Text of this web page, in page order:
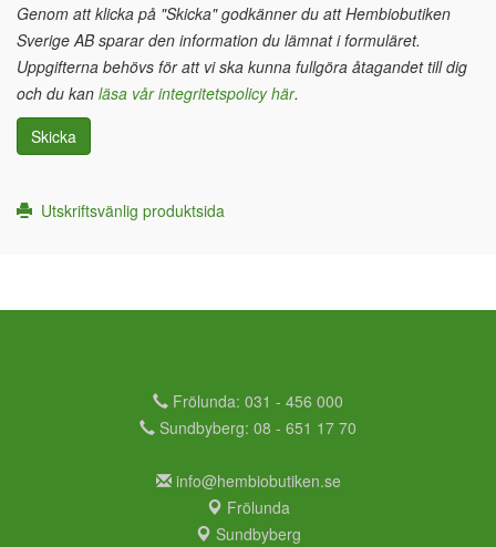
Genom att klicka på "Skicka" godkänner du att Hembiobutiken
Sverige AB sparar den information du lämnat i formuläret.
Uppgifterna behövs för att vi ska kunna fullgöra åtagandet till dig
och du kan läsa vår integritetspolicy här.
Skicka
Utskriftsvänlig produktsida
Frölunda: 031 - 456 000
Sundbyberg: 08 - 651 17 70
info@hembiobutiken.se
Frölunda
Sundbyberg